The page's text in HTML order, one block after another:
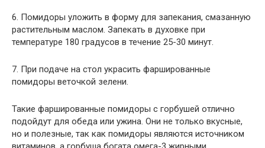
6. Помидоры уложить в форму для запекания, смазанную
растительным маслом. Запекать в духовке при
температуре 180 градусов в течение 25-30 минут.
7. При подаче на стол украсить фаршированные
помидоры веточкой зелени.
Такие фаршированные помидоры с горбушей отлично
подойдут для обеда или ужина. Они не только вкусные,
но и полезные, так как помидоры являются источником